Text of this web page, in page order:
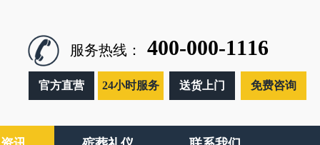
服务热线： 400-000-1116
官方直营 24小时服务 送货上门 免费咨询